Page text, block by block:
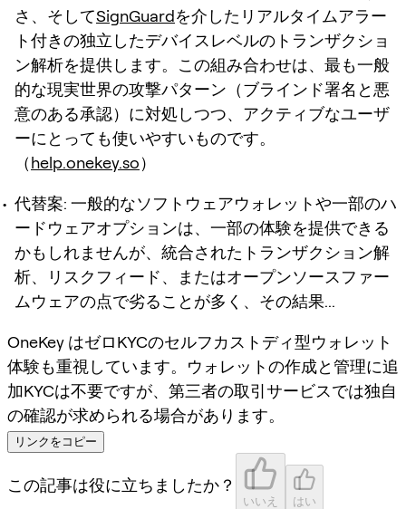
さ、そしてSignGuardを介したリアルタイムアラー
ト付きの独立したデバイスレベルのトランザクショ
ン解析を提供します。この組み合わせは、最も一般
的な現実世界の攻撃パターン（ブラインド署名と悪
意のある承認）に対処しつつ、アクティブなユーザ
ーにとっても使いやすいものです。
（help.onekey.so）
代替案: 一般的なソフトウェアウォレットや一部のハ
ードウェアオプションは、一部の体験を提供できる
かもしれませんが、統合されたトランザクション解
析、リスクフィード、またはオープンソースファー
ムウェアの点で劣ることが多く、その結果...
OneKey はゼロKYCのセルフカストディ型ウォレット
体験も重視しています。ウォレットの作成と管理に追
加KYCは不要ですが、第三者の取引サービスでは独自
の確認が求められる場合があります。
リンクをコピー
この記事は役に立ちましたか？
いいえ はい